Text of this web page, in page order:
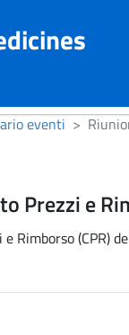
eventi
Prezzi e
Rimborso (CPR)